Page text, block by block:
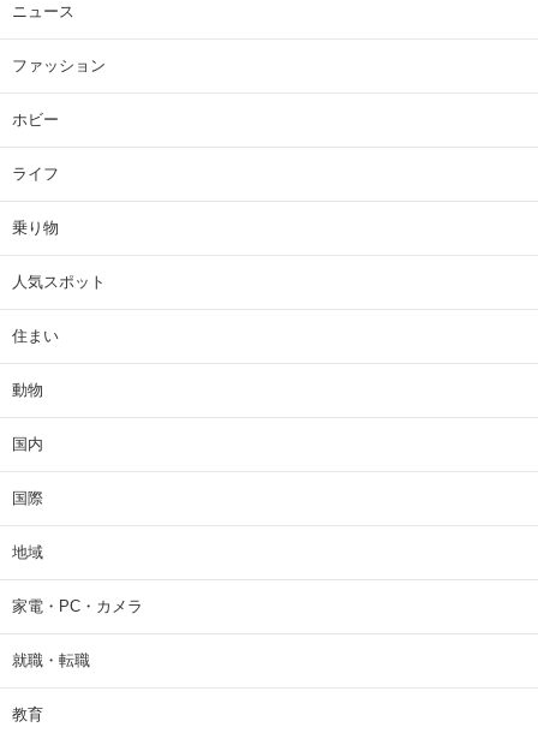
ニュース
ファッション
ホビー
ライフ
乗り物
人気スポット
住まい
動物
国内
国際
地域
家電・PC・カメラ
就職・転職
教育